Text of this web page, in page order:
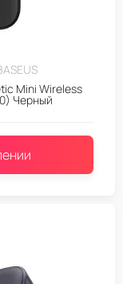
Mini Wireless
Черный